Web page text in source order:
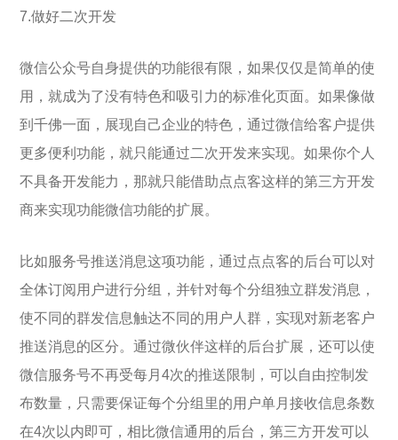
7.做好二次开发
微信公众号自身提供的功能很有限，如果仅仅是简单的使
用，就成为了没有特色和吸引力的标准化页面。如果像做
到千佛一面，展现自己企业的特色，通过微信给客户提供
更多便利功能，就只能通过二次开发来实现。如果你个人
不具备开发能力，那就只能借助点点客这样的第三方开发
商来实现功能微信功能的扩展。
比如服务号推送消息这项功能，通过点点客的后台可以对
全体订阅用户进行分组，并针对每个分组独立群发消息，
使不同的群发信息触达不同的用户人群，实现对新老客户
推送消息的区分。通过微伙伴这样的后台扩展，还可以使
微信服务号不再受每月4次的推送限制，可以自由控制发
布数量，只需要保证每个分组里的用户单月接收信息条数
在4次以内即可，相比微信通用的后台，第三方开发可以